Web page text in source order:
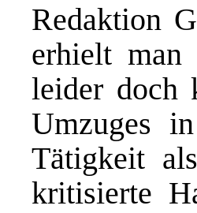
Redaktion
erhielt
leider doch
Umzuges
Tätigkeit
kritisierte